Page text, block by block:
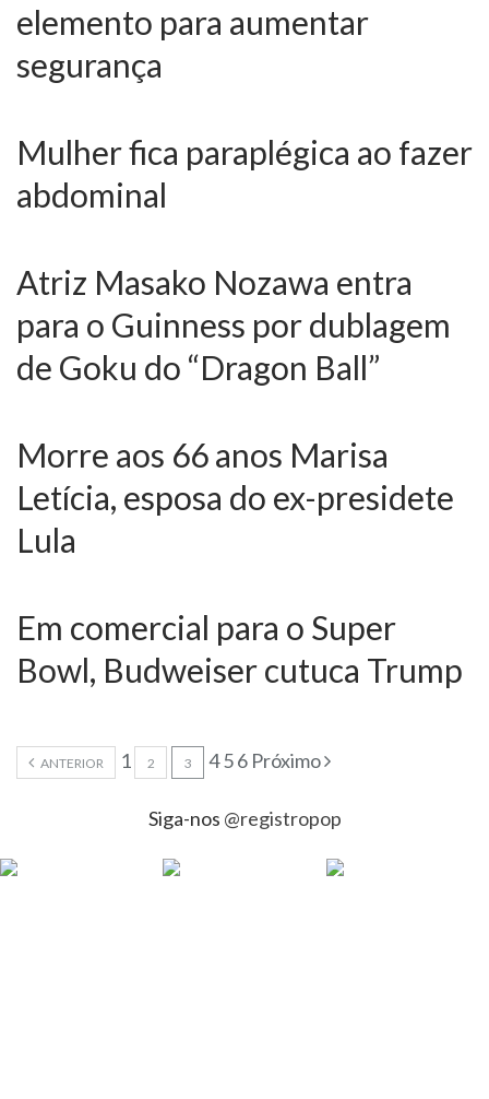
elemento para aumentar
segurança
Mulher fica paraplégica ao fazer
abdominal
Atriz Masako Nozawa entra
para o Guinness por dublagem
de Goku do “Dragon Ball”
Morre aos 66 anos Marisa
Letícia, esposa do ex-presidete
Lula
Em comercial para o Super
Bowl, Budweiser cutuca Trump
ANTERIOR 1 2 3 4 5 6 Próximo
Siga-nos @registropop